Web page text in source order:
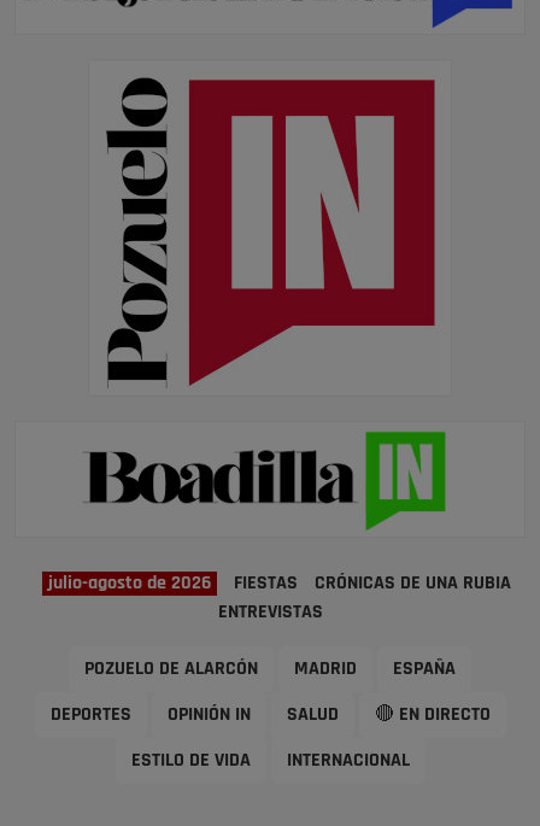
julio-agosto de 2026 FIESTAS
CRÓNICAS DE UNA RUBIA
ENTREVISTAS
POZUELO DE ALARCÓN MADRID ESPAÑA
DEPORTES OPINIÓN IN SALUD 🔴 EN DIRECTO
ESTILO DE VIDA INTERNACIONAL